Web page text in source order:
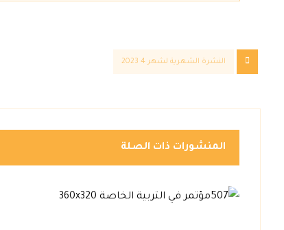
النشرة الشهرية لشهر 4 2023
المنشورات ذات الصلة